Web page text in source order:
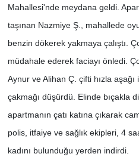
Mahallesi'nde meydana geldi.
taşınan Nazmiye Ş., mahallede
benzin dökerek yakmaya çalıştı.
müdahale ederek faciayı önledi.
Aynur ve Alihan Ç. çifti hızla
çakmağı düşürdü. Elinde bıçakla
apartmanın çatı katına çıkarak
polis, itfaiye ve sağlık ekipleri, 4
kadını bulunduğu yerden indirdi.